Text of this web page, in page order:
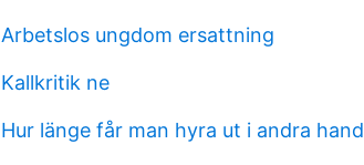
Arbetslos ungdom ersattning
Kallkritik ne
Hur länge får man hyra ut i andra hand